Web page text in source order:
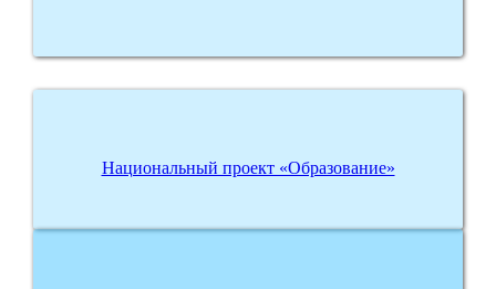
Национальный проект «Образование»